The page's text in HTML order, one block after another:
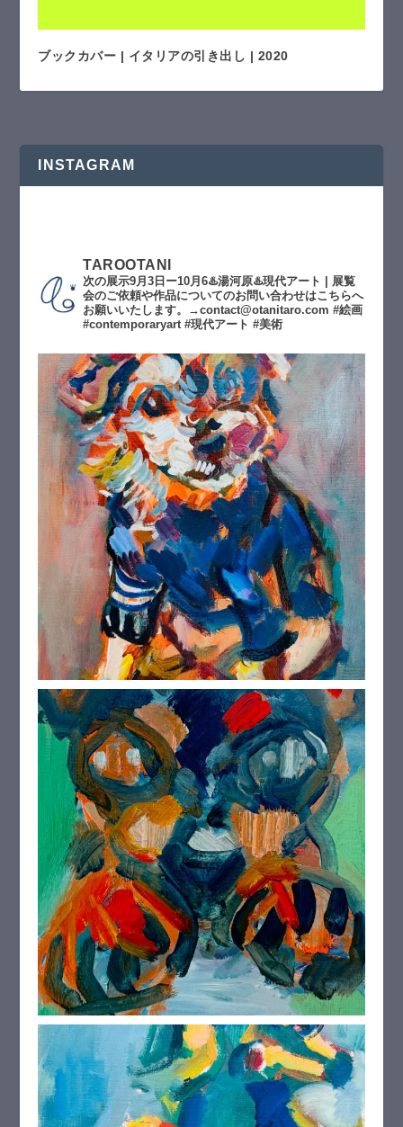
ブックカバー | イタリアの引き出し | 2020
INSTAGRAM
TAROOTANI
次の展示9月3日ー10月6♨️湯河原♨️現代アート | 展覧
会のご依頼や作品についてのお問い合わせはこちらへ
お願いいたします。→contact@otanitaro.com #絵画
#contemporaryart #現代アート #美術